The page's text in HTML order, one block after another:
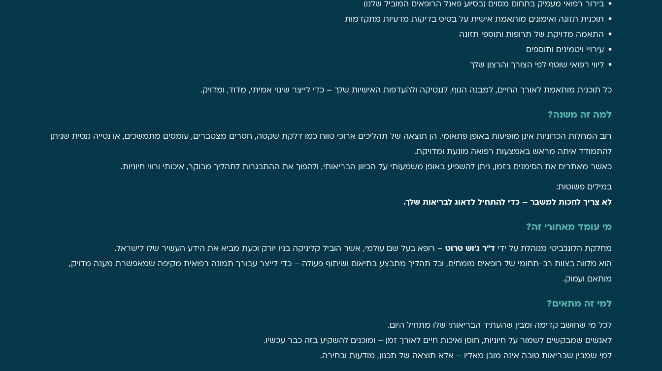
בירור רפואי מעמיק בתחום מסוים (בסיוע פאנל הרופאים המוביל שלנו)
תוכנית תזונה ואימונים מותאמת אישית על בסיס בדיקות מדעיות מתקדמות
התאמה מדויקת של תרופות ותוספי תזונה
עירויי ויטמינים ותוספים
ליווי רפואי שוטף לפי הצורך והרצון שלך
כל תוכנית מותאמת לאורך החיים, למבנה הגוף, לגנטיקה ולהעדפות האישיות שלך – כדי לייצר שינוי אמיתי, מדוד, ומדויק.
למה זה משנה?
רוב המחלות הכרוניות אינן מופיעות באופן פתאומי. הן תוצאה של תהליכים ארוכי טווח כמו דלקת שקטה, חסרים מצטברים, עומסים מתמשכים, או נטייה גנטית שניתן
להתמודד איתה מראש באמצעות רפואה מונעת ומדויקת.
כאשר מאתרים את הסימנים בזמן, ניתן להשפיע באופן משמעותי על הכיוון הבריאותי, ולהפוך את ההתבגרות לתהליך מבוקר, איכותי ורווי חיוניות.
במילים פשוטות:
לא צריך לחכות למשבר – כדי להתחיל לדאוג לבריאות שלך.
מי עומד מאחורי זה?
מחלקת הלונג'ביטי מנוהלת על ידי ד"ר ג'וש טרוט – רופא בעל שם עולמי, אשר הוביל קליניקה בניו יורק וכעת מביא את הידע העשיר שלו לישראל.
הוא מלווה בצוות רב-תחומי של רופאים מומחים, וכל תהליך מתבצע בתיאום ושיתוף פעולה – כדי לייצר עבורך תמונה רפואית מקיפה שמאפשרת מענה מדויק,
מותאם ועמוק.
למי זה מתאים?
לכל מי שחושב קדימה ומבין שהעתיד הבריאותי שלו מתחיל היום.
לאנשים שמבקשים לשמור על חיוניות, חוסן ואיכות חיים לאורך זמן – ומוכנים להשקיע בזה כבר עכשיו.
למי שמבין שבריאות טובה אינה מובן מאליו – אלא תוצאה של תכנון, מודעות ובחירה.